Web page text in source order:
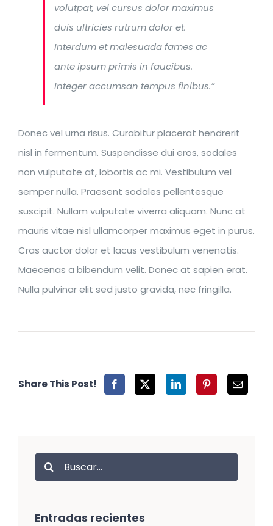
volutpat, vel cursus dolor maximus
duis ultricies rutrum dolor et.
Interdum et malesuada fames ac
ante ipsum primis in faucibus.
Integer accumsan tempus finibus.”
Donec vel urna risus. Curabitur placerat hendrerit
nisl in fermentum. Suspendisse dui eros, sodales
non vulputate at, lobortis ac mi. Vestibulum vel
semper nulla. Praesent sodales pellentesque
suscipit. Nullam vulputate viverra aliquam. Nunc at
mauris vitae nisl ullamcorper maximus eget in purus.
Cras auctor dolor et lacus vestibulum venenatis.
Maecenas a bibendum velit. Donec at sapien erat.
Nulla pulvinar elit sed justo gravida, nec fringilla.
Share This Post!
Buscar:
Entradas recientes